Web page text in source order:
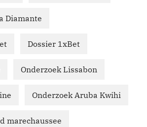
Diamante
Dossier 1xBet
Onderzoek Lissabon
Onderzoek Aruba Kwihi
marechaussee